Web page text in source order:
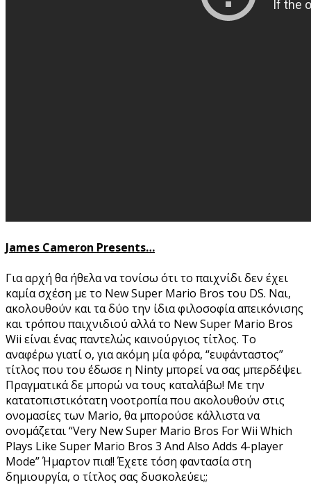
James Cameron Presents…
Για αρχή θα ήθελα να τονίσω ότι το παιχνίδι δεν έχει
καμία σχέση με το New Super Mario Bros του DS. Ναι,
ακολουθούν και τα δύο την ίδια φιλοσοφία απεικόνισης
και τρόπου παιχνιδιού αλλά το New Super Mario Bros
Wii είναι ένας παντελώς καινούργιος τίτλος. Το
αναφέρω γιατί ο, για ακόμη μία φόρα, “ευφάνταστος”
τίτλος που του έδωσε η Ninty μπορεί να σας μπερδέψει.
Πραγματικά δε μπορώ να τους καταλάβω! Με την
κατατοπιστικότατη νοοτροπία που ακολουθούν στις
ονομασίες των Mario, θα μπορούσε κάλλιστα να
ονομάζεται “Very New Super Mario Bros For Wii Which
Plays Like Super Mario Bros 3 And Also Adds 4-player
Mode” Ήμαρτον πια!! Έχετε τόση φαντασία στη
δημιουργία, ο τίτλος σας δυσκολεύει;;